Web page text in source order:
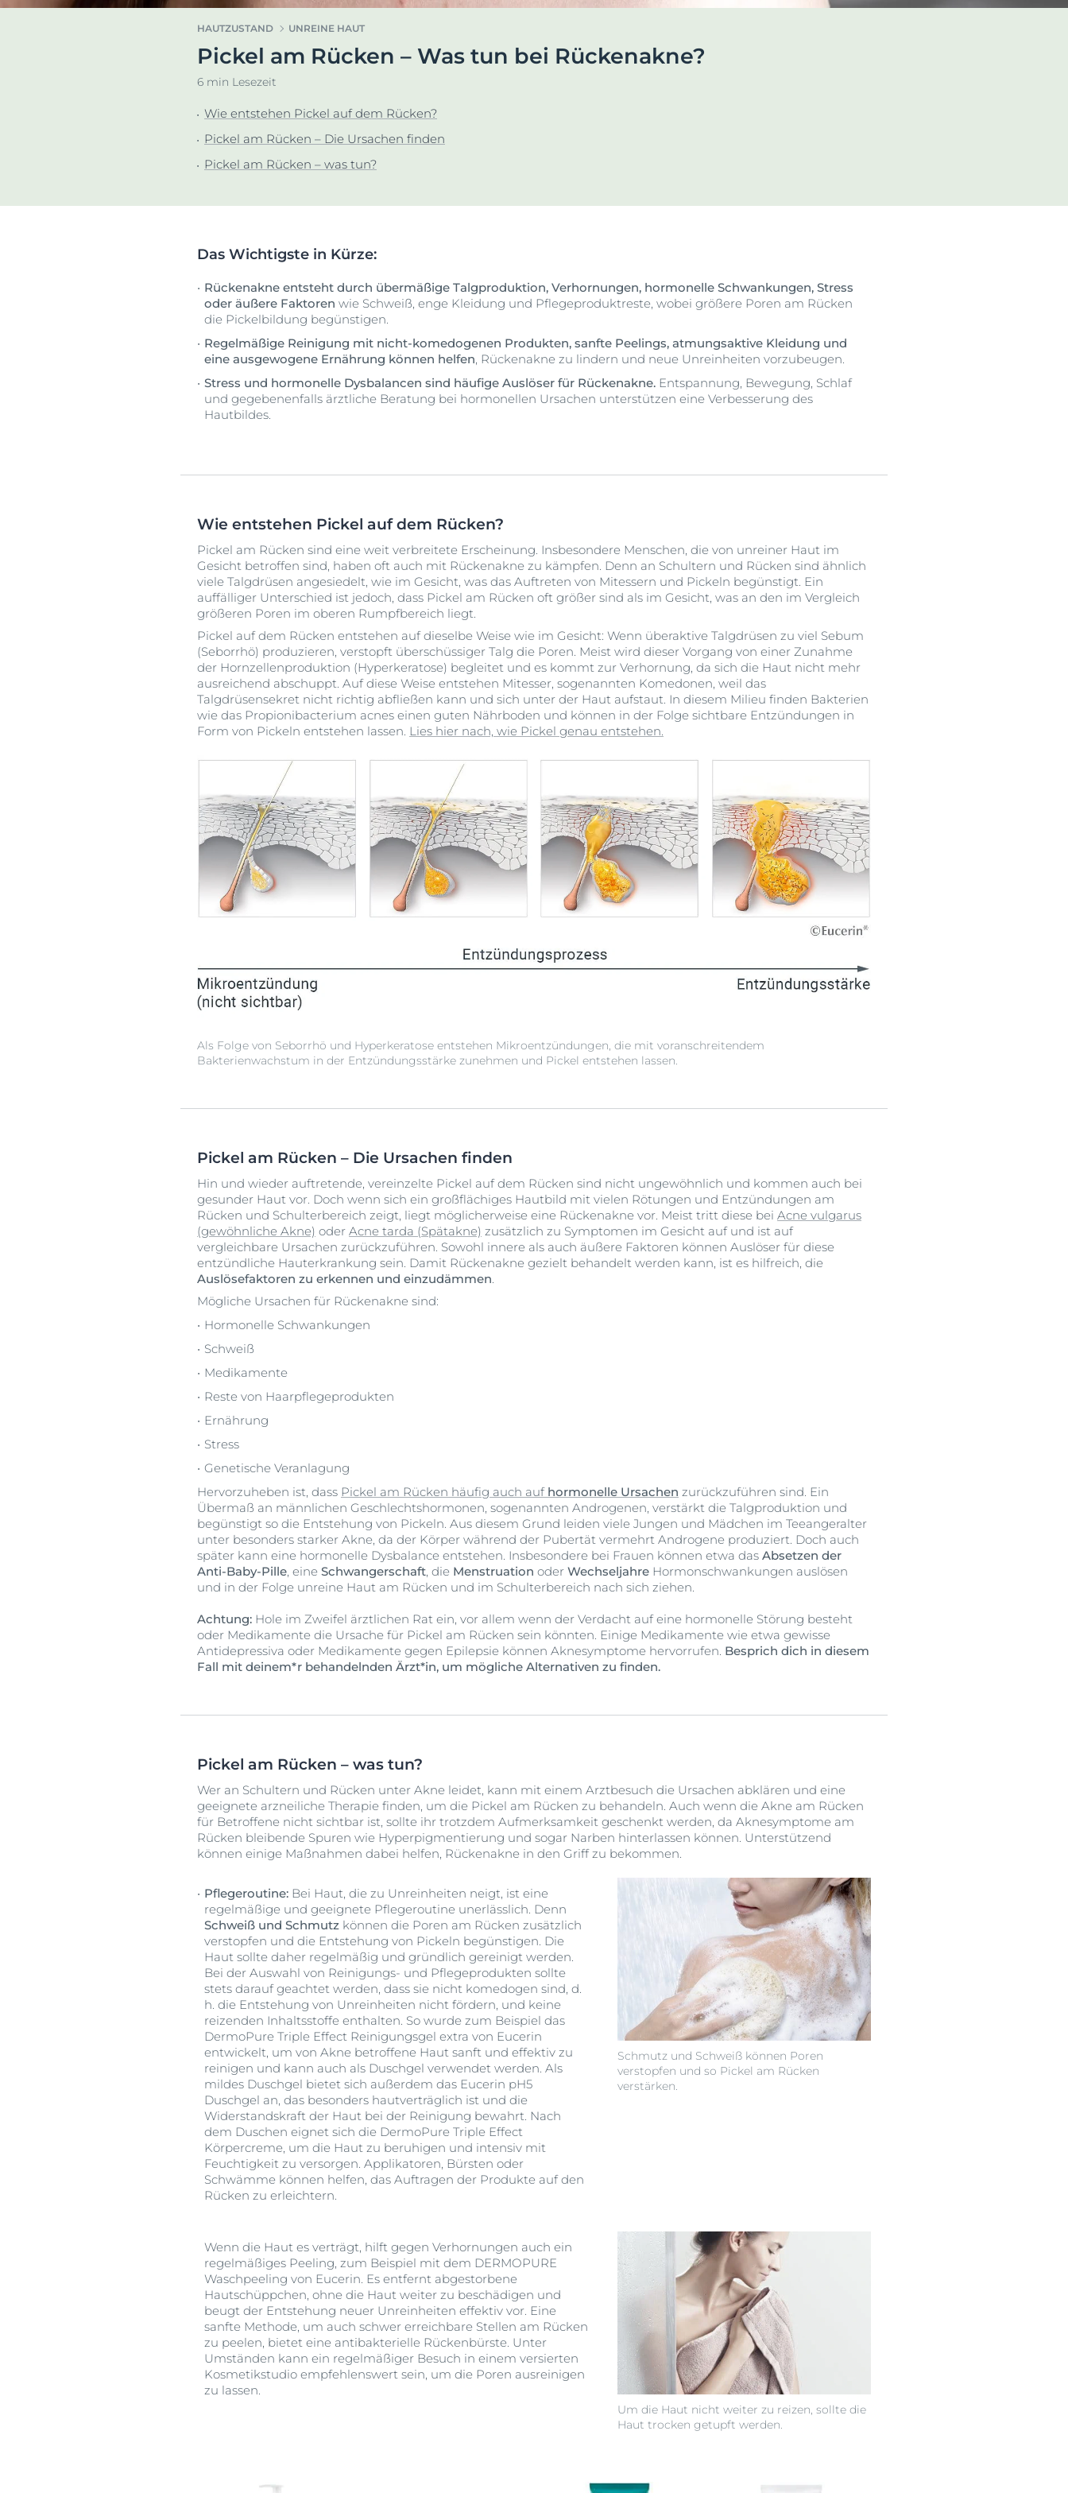
Hyperpigmentierung
Rötungen im Gesicht
Trockene Haut
Unreine Haut
Sonnenpflege
Hyaluron-Filler - Alle
Produkte
UreaRepair
Hyperpigmentierung
Dein Go-To für #SkincareRealtalk!
HAUTZUSTAND UNREINE HAUT
Pickel am Rücken – Was tun bei Rückenakne?
6 min Lesezeit
Wie entstehen Pickel auf dem Rücken?
Pickel am Rücken – Die Ursachen finden
Pickel am Rücken – was tun?
Das Wichtigste in Kürze:
Rückenakne entsteht durch übermäßige Talgproduktion, Verhornungen, hormonelle Schwankungen, Stress
oder äußere Faktoren wie Schweiß, enge Kleidung und Pflegeproduktreste, wobei größere Poren am Rücken
die Pickelbildung begünstigen.
Regelmäßige Reinigung mit nicht-komedogenen Produkten, sanfte Peelings, atmungsaktive Kleidung und
eine ausgewogene Ernährung können helfen , Rückenakne zu lindern und neue Unreinheiten vorzubeugen.
Stress und hormonelle Dysbalancen sind häufige Auslöser für Rückenakne. Entspannung, Bewegung, Schlaf
und gegebenenfalls ärztliche Beratung bei hormonellen Ursachen unterstützen eine Verbesserung des
Hautbildes.
Wie entstehen Pickel auf dem Rücken?
Pickel am Rücken sind eine weit verbreitete Erscheinung. Insbesondere Menschen, die von unreiner Haut im
Gesicht betroffen sind, haben oft auch mit Rückenakne zu kämpfen. Denn an Schultern und Rücken sind ähnlich
viele Talgdrüsen angesiedelt, wie im Gesicht, was das Auftreten von Mitessern und Pickeln begünstigt. Ein
auffälliger Unterschied ist jedoch, dass Pickel am Rücken oft größer sind als im Gesicht, was an den im Vergleich
größeren Poren im oberen Rumpfbereich liegt.
Pickel auf dem Rücken entstehen auf dieselbe Weise wie im Gesicht: Wenn überaktive Talgdrüsen zu viel Sebum
(Seborrhö) produzieren, verstopft überschüssiger Talg die Poren. Meist wird dieser Vorgang von einer Zunahme
der Hornzellenproduktion (Hyperkeratose) begleitet und es kommt zur Verhornung, da sich die Haut nicht mehr
ausreichend abschuppt. Auf diese Weise entstehen Mitesser, sogenannten Komedonen, weil das
Talgdrüsensekret nicht richtig abfließen kann und sich unter der Haut aufstaut. In diesem Milieu finden Bakterien
wie das Propionibacterium acnes einen guten Nährboden und können in der Folge sichtbare Entzündungen in
Form von Pickeln entstehen lassen. Lies hier nach, wie Pickel genau entstehen.
Als Folge von Seborrhö und Hyperkeratose entstehen Mikroentzündungen, die mit voranschreitendem
Bakterienwachstum in der Entzündungsstärke zunehmen und Pickel entstehen lassen.
Pickel am Rücken – Die Ursachen finden
Hin und wieder auftretende, vereinzelte Pickel auf dem Rücken sind nicht ungewöhnlich und kommen auch bei
gesunder Haut vor. Doch wenn sich ein großflächiges Hautbild mit vielen Rötungen und Entzündungen am
Rücken und Schulterbereich zeigt, liegt möglicherweise eine Rückenakne vor. Meist tritt diese bei Acne vulgarus
(gewöhnliche Akne) oder Acne tarda (Spätakne) zusätzlich zu Symptomen im Gesicht auf und ist auf
vergleichbare Ursachen zurückzuführen. Sowohl innere als auch äußere Faktoren können Auslöser für diese
entzündliche Hauterkrankung sein. Damit Rückenakne gezielt behandelt werden kann, ist es hilfreich, die
Auslösefaktoren zu erkennen und einzudämmen.
Mögliche Ursachen für Rückenakne sind:
Hormonelle Schwankungen
Schweiß
Medikamente
Reste von Haarpflegeprodukten
Ernährung
Stress
Genetische Veranlagung
Hervorzuheben ist, dass Pickel am Rücken häufig auch auf hormonelle Ursachen zurückzuführen sind. Ein
Übermaß an männlichen Geschlechtshormonen, sogenannten Androgenen, verstärkt die Talgproduktion und
begünstigt so die Entstehung von Pickeln. Aus diesem Grund leiden viele Jungen und Mädchen im Teeangeralter
unter besonders starker Akne, da der Körper während der Pubertät vermehrt Androgene produziert. Doch auch
später kann eine hormonelle Dysbalance entstehen. Insbesondere bei Frauen können etwa das Absetzen der
Anti-Baby-Pille, eine Schwangerschaft, die Menstruation oder Wechseljahre Hormonschwankungen auslösen
und in der Folge unreine Haut am Rücken und im Schulterbereich nach sich ziehen.
Achtung: Hole im Zweifel ärztlichen Rat ein, vor allem wenn der Verdacht auf eine hormonelle Störung besteht
oder Medikamente die Ursache für Pickel am Rücken sein könnten. Einige Medikamente wie etwa gewisse
Antidepressiva oder Medikamente gegen Epilepsie können Aknesymptome hervorrufen. Besprich dich in diesem
Fall mit deinem*r behandelnden Ärzt*in, um mögliche Alternativen zu finden.
Pickel am Rücken – was tun?
Wer an Schultern und Rücken unter Akne leidet, kann mit einem Arztbesuch die Ursachen abklären und eine
geeignete arzneiliche Therapie finden, um die Pickel am Rücken zu behandeln. Auch wenn die Akne am Rücken
für Betroffene nicht sichtbar ist, sollte ihr trotzdem Aufmerksamkeit geschenkt werden, da Aknesymptome am
Rücken bleibende Spuren wie Hyperpigmentierung und sogar Narben hinterlassen können. Unterstützend
können einige Maßnahmen dabei helfen, Rückenakne in den Griff zu bekommen.
Schmutz und Schweiß können Poren
verstopfen und so Pickel am Rücken
verstärken.
Pflegeroutine: Bei Haut, die zu Unreinheiten neigt, ist eine
regelmäßige und geeignete Pflegeroutine unerlässlich. Denn
Schweiß und Schmutz können die Poren am Rücken zusätzlich
verstopfen und die Entstehung von Pickeln begünstigen. Die
Haut sollte daher regelmäßig und gründlich gereinigt werden.
Bei der Auswahl von Reinigungs- und Pflegeprodukten sollte
stets darauf geachtet werden, dass sie nicht komedogen sind, d.
h. die Entstehung von Unreinheiten nicht fördern, und keine
reizenden Inhaltsstoffe enthalten. So wurde zum Beispiel das
DermoPure Triple Effect Reinigungsgel extra von Eucerin
entwickelt, um von Akne betroffene Haut sanft und effektiv zu
reinigen und kann auch als Duschgel verwendet werden. Als
mildes Duschgel bietet sich außerdem das Eucerin pH5
Duschgel an, das besonders hautverträglich ist und die
Widerstandskraft der Haut bei der Reinigung bewahrt. Nach
dem Duschen eignet sich die DermoPure Triple Effect
Körpercreme, um die Haut zu beruhigen und intensiv mit
Feuchtigkeit zu versorgen. Applikatoren, Bürsten oder
Schwämme können helfen, das Auftragen der Produkte auf den
Rücken zu erleichtern.
Um die Haut nicht weiter zu reizen, sollte die
Haut trocken getupft werden.
Wenn die Haut es verträgt, hilft gegen Verhornungen auch ein
regelmäßiges Peeling, zum Beispiel mit dem DERMOPURE
Waschpeeling von Eucerin. Es entfernt abgestorbene
Hautschüppchen, ohne die Haut weiter zu beschädigen und
beugt der Entstehung neuer Unreinheiten effektiv vor. Eine
sanfte Methode, um auch schwer erreichbare Stellen am Rücken
zu peelen, bietet eine antibakterielle Rückenbürste. Unter
Umständen kann ein regelmäßiger Besuch in einem versierten
Kosmetikstudio empfehlenswert sein, um die Poren ausreinigen
zu lassen.